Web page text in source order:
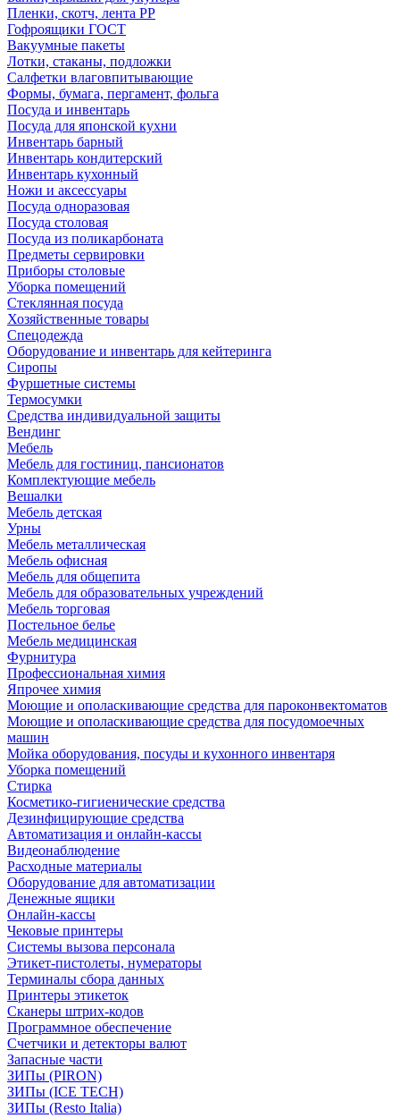
Пленки, скотч, лента РР
Гофроящики ГОСТ
Вакуумные пакеты
Лотки, стаканы, подложки
Салфетки влаговпитывающие
Формы, бумага, пергамент, фольга
Посуда и инвентарь
Посуда для японской кухни
Инвентарь барный
Инвентарь кондитерский
Инвентарь кухонный
Ножи и аксессуары
Посуда одноразовая
Посуда столовая
Посуда из поликарбоната
Предметы сервировки
Приборы столовые
Уборка помещений
Стеклянная посуда
Хозяйственные товары
Спецодежда
Оборудование и инвентарь для кейтеринга
Сиропы
Фуршетные системы
Термосумки
Средства индивидуальной защиты
Вендинг
Мебель
Мебель для гостиниц, пансионатов
Комплектующие мебель
Вешалки
Мебель детская
Урны
Мебель металлическая
Мебель офисная
Мебель для общепита
Мебель для образовательных учреждений
Мебель торговая
Постельное белье
Мебель медицинская
Фурнитура
Профессиональная химия
Япрочее химия
Моющие и ополаскивающие средства для пароконвектоматов
Моющие и ополаскивающие средства для посудомоечных
машин
Мойка оборудования, посуды и кухонного инвентаря
Уборка помещений
Стирка
Косметико-гигиенические средства
Дезинфицирующие средства
Автоматизация и онлайн-кассы
Видеонаблюдение
Расходные материалы
Оборудование для автоматизации
Денежные ящики
Онлайн-кассы
Чековые принтеры
Системы вызова персонала
Этикет-пистолеты, нумераторы
Терминалы сбора данных
Принтеры этикеток
Сканеры штрих-кодов
Программное обеспечение
Счетчики и детекторы валют
Запасные части
ЗИПы (PIRON)
ЗИПы (ICE TECH)
ЗИПы (Resto Italia)